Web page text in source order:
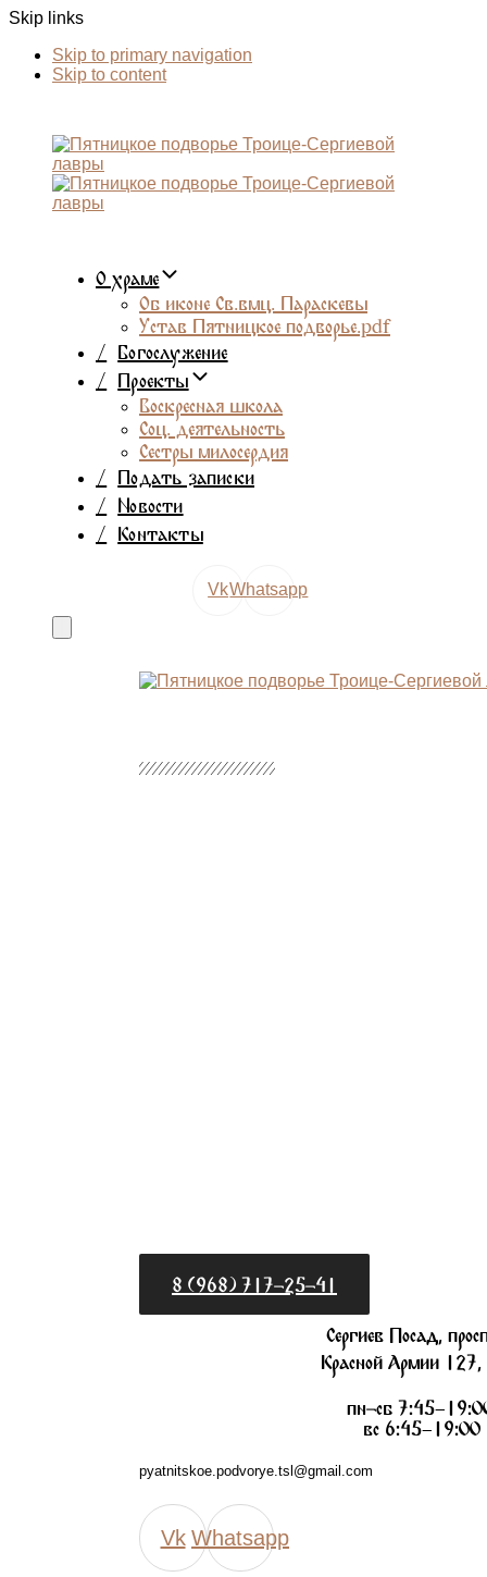
Skip links
Skip to primary navigation
Skip to content
О храме
Об иконе Св.вмц. Параскевы
Устав Пятницкое подворье.pdf
/ Богослужение
/ Проекты
Воскресная школа
Соц. деятельность
Сестры милосердия
/ Подать записки
/ Новости
/ Контакты
VkWhatsapp
8 (968) 717-25-41
Сергиев Посад,
Красной Армии
пн-сб
вс 6:45–19:00
pyatnitskoe.podvorye.tsl@gmail.com
Vk Whatsapp